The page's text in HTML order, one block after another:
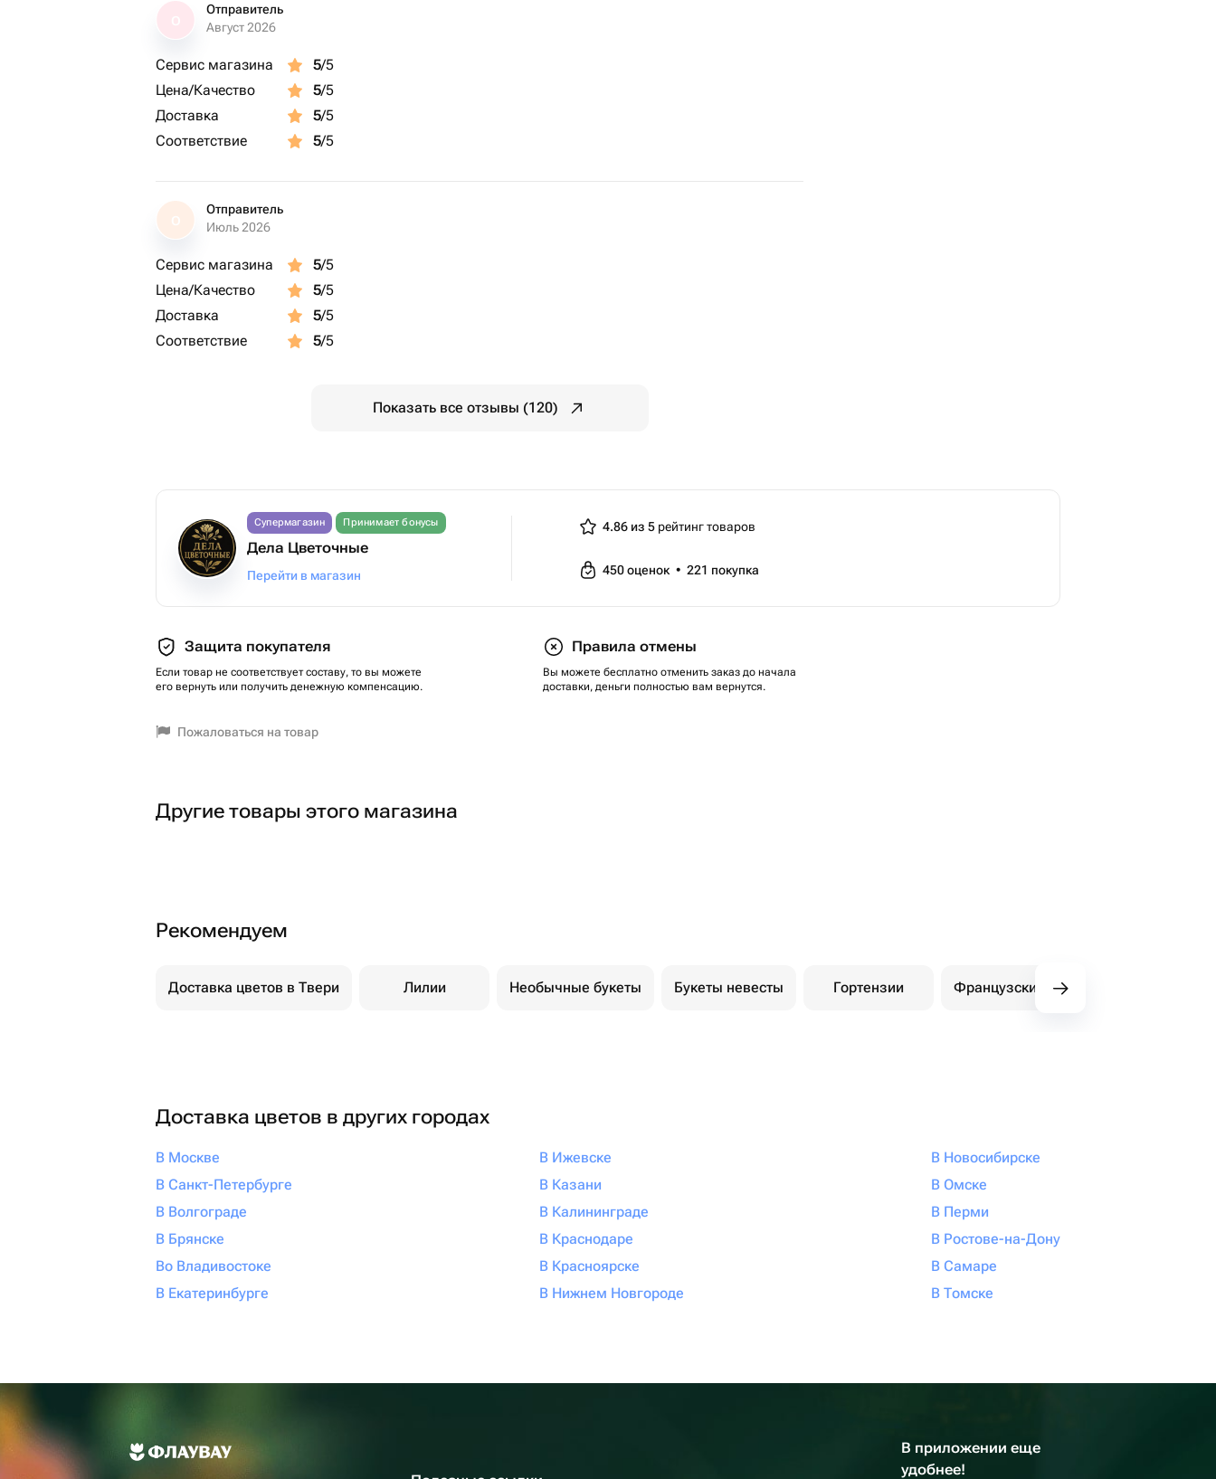
-мало воды
-косой срез
-воды меньше половины
💐Пион
-прямой срез
-мало воды
-очень много воды
💐Альстромерия
-косой срез
-вода меньше половины
💐Орхидея
-долить воды в Колбу, если это требуется
-опрыскать цветы водой
Отправитель
Август 2026
Сервис магазина 5/5
Цена/Качество
5/5
Доставка
5/5
Соответствие
5/5
О
Отправитель
Июль 2026
Сервис магазина 5/5
Цена/Качество
5/5
Доставка
5/5
Соответствие
5/5
Показать все отзывы (120)
Супермагазин Принимает бонусы
Дела Цветочные
Перейти в магазин
4.86 из 5рейтинг товаров
450оценок • 221 покупка
Защита покупателя
Если товар не соответствует составу, то вы можете
его вернуть или получить денежную компенсацию.
Правила отмены
Вы можете бесплатно отменить заказ до начала
доставки, деньги полностью вам вернутся.
Пожаловаться на товар
Другие товары этого магазина
Рекомендуем
Доставка цветов в Твери Лилии Необычные букеты Букеты невесты Гортензии Французские розы
Доставка цветов в других городах
В Москве
В Санкт-Петербурге
В Волгограде
В Брянске
Во Владивостоке
В Екатеринбурге
В Ижевске
В Казани
В Калининграде
В Краснодаре
В Красноярске
В Нижнем Новгороде
В Новосибирске
В Омске
В Перми
В Ростове-на-Дону
В Самаре
В Томске
В приложении еще
удобнее!